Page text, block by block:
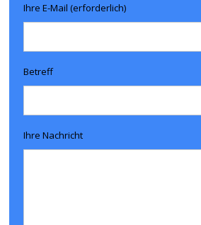
Ihre E-Mail (erforderlich)
Betreff
Ihre Nachricht